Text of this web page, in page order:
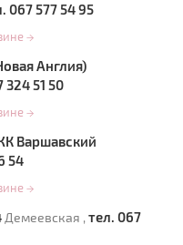
067 577 54 95
→
Англия)
324 51 50
→
Варшавский
54
→
Демеевская , тел. 067